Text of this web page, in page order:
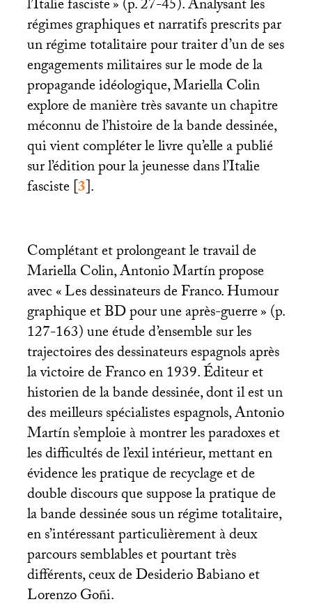
l’Italie fasciste» (p. 27-45). Analysant les
régimes graphiques et narratifs prescrits par
un régime totalitaire pour traiter d’un de ses
engagements militaires sur le mode de la
propagande idéologique, Mariella Colin
explore de manière très savante un chapitre
méconnu de l’histoire de la bande dessinée,
qui vient compléter le livre qu’elle a publié
sur l’édition pour la jeunesse dans l’Italie
fasciste[3].
Complétant et prolongeant le travail de
Mariella Colin, Antonio Martín propose
avec «Les dessinateurs de Franco. Humour
graphique etBDpour une après-guerre» (p.
127-163) une étude d’ensemble sur les
trajectoires des dessinateurs espagnols après
la victoire de Franco en 1939. Éditeur et
historien de la bande dessinée, dont il est un
des meilleurs spécialistes espagnols, Antonio
Martín s’emploie à montrer les paradoxes et
les difficultés de l’exil intérieur, mettant en
évidence les pratique de recyclage et de
double discours que suppose la pratique de
la bande dessinée sous un régime totalitaire,
en s’intéressant particulièrement à deux
parcours semblables et pourtant très
différents, ceux de Desiderio Babiano et
Lorenzo Goñi.